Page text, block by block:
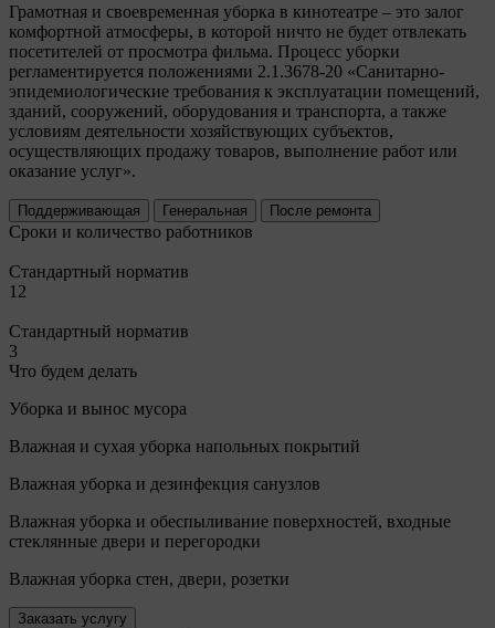
Грамотная и своевременная уборка в кинотеатре – это залог
комфортной атмосферы, в которой ничто не будет отвлекать
посетителей от просмотра фильма. Процесс уборки
регламентируется положениями 2.1.3678-20
Санитарно-
эпидемиологические требования к эксплуатации помещений,
зданий, сооружений, оборудования и транспорта, а также
условиям деятельности хозяйствующих субъектов,
осуществляющих продажу товаров, выполнение работ или
оказание услуг .
Поддерживающая Генеральная После ремонта
Сроки и количество работников
Стандартный норматив
12
Стандартный норматив
3
Что будем делать
Уборка и вынос мусора
Влажная и сухая уборка напольных покрытий
Влажная уборка и дезинфекция санузлов
Влажная уборка и обеспыливание поверхностей, входные
стеклянные двери и перегородки
Влажная уборка стен, двери, розетки
Заказать услугу